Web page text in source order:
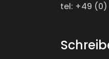
tel: +49 (0)